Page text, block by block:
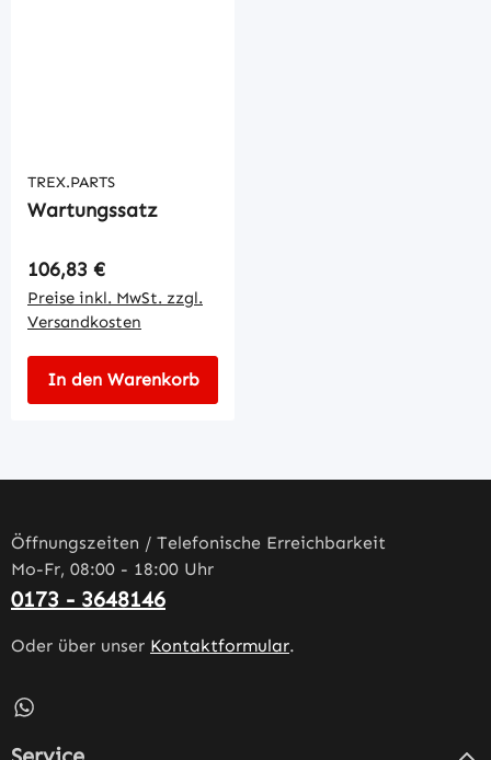
TREX.PARTS
Wartungssatz
Regulärer Preis:
106,83 €
Preise inkl. MwSt. zzgl.
Versandkosten
In den Warenkorb
Öffnungszeiten / Telefonische Erreichbarkeit
Mo-Fr, 08:00 - 18:00 Uhr
0173 - 3648146
Oder über unser Kontaktformular.
Schreib uns auf WhatsApp – öffnet in neuem Tab